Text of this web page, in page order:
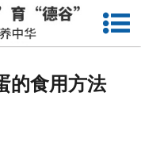
网站首页
的食用方法